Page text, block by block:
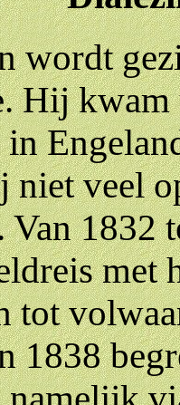
wordt
Hij kwam
niet veel
Van
met
tot
1838